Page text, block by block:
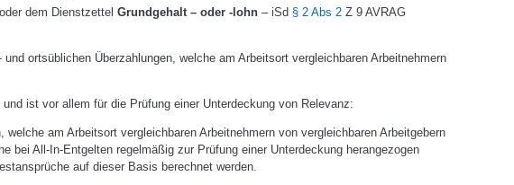
dem Dienstzettel Grundgehalt – oder -lohn – iSd § 2 Abs 2 Z 9 AVRAG
ortsüblichen Überzahlungen, welche am Arbeitsort vergleichbaren Arbeitnehmern
ist vor allem für die Prüfung einer Unterdeckung von Relevanz:
am Arbeitsort vergleichbaren Arbeitnehmern von vergleichbaren Arbeitgebern
All-In-Entgelten regelmäßig zur Prüfung einer Unterdeckung herangezogen
auf dieser Basis berechnet werden.